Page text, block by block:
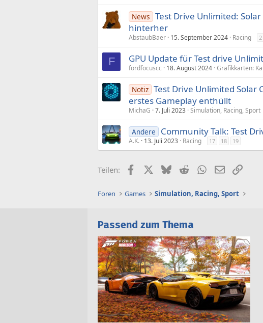
News Test Drive Unlimited:
hinterher
AbstaubBaer 15. September 2024 Racing 2
F GPU Update für Test drive
fordfocuscc 18. August 2024 Grafikkarten:
Notiz Test Drive Unlimited Solar
erstes Gameplay enthüllt
MichaG 7. Juli 2023 Simulation, Racing, Sport
Andere Community Talk: Test
A.K. 13. Juli 2023 Racing 17 18 19
Teilen: FacebookX (Twitter)
BlueskyRedditWhatsApp
E-MailLink
Foren Games Simulation, Racing, Sport
Passend zum Thema